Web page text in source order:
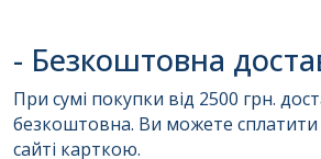
- Безкоштовна
При сумі покупки від 2500 грн.
безкоштовна. Ви можете
сайті карткою.